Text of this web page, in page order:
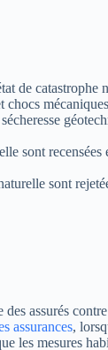
de
sont
sont
assurés
assurances,
les mesures